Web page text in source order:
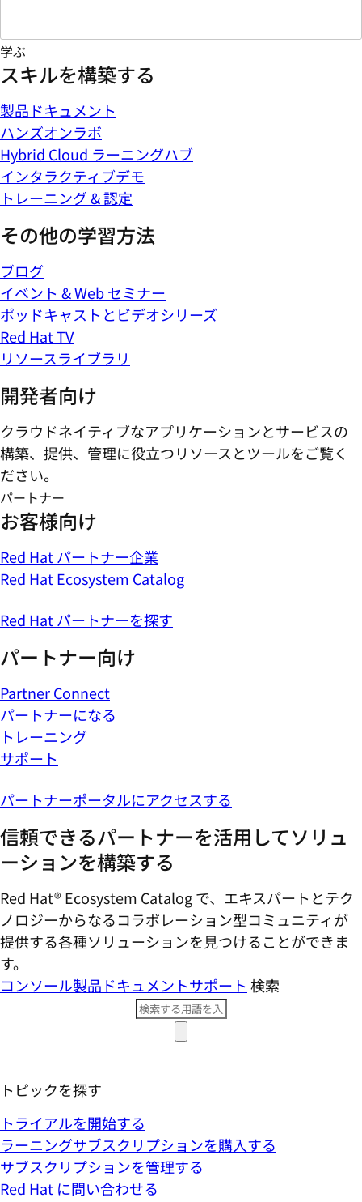
学ぶ
スキルを構築する
製品ドキュメント
ハンズオンラボ
Hybrid Cloud ラーニングハブ
インタラクティブデモ
トレーニング & 認定
その他の学習方法
ブログ
イベント & Web セミナー
ポッドキャストとビデオシリーズ
Red Hat TV
リソースライブラリ
開発者向け
クラウドネイティブなアプリケーションとサービスの
構築、提供、管理に役立つリソースとツールをご覧く
ださい。
パートナー
お客様向け
Red Hat パートナー企業
Red Hat Ecosystem Catalog
Red Hat パートナーを探す
パートナー向け
Partner Connect
パートナーになる
トレーニング
サポート
パートナーポータルにアクセスする
信頼できるパートナーを活用してソリュ
ーションを構築する
Red Hat® Ecosystem Catalog で、エキスパートとテク
ノロジーからなるコラボレーション型コミ​ュニティが
提供する各種ソリューションを見つけることができま
す。
コンソール製品ドキュメントサポート 検索
トピックを探す
トライアルを開始する
ラーニングサブスクリプションを購入する
サブスクリプションを管理する
Red Hat に問い合わせる